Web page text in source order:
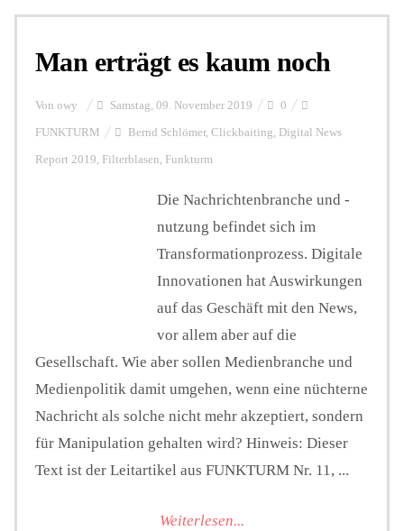
Man erträgt es kaum noch
Von owy Samstag, 09. November 2019 0
FUNKTURM Bernd Schlömer, Clickbaiting, Digital News
Report 2019, Filterblasen, Funkturm
Die Nachrichtenbranche und -
nutzung befindet sich im
Transformationprozess. Digitale
Innovationen hat Auswirkungen
auf das Geschäft mit den News,
vor allem aber auf die
Gesellschaft. Wie aber sollen Medienbranche und
Medienpolitik damit umgehen, wenn eine nüchterne
Nachricht als solche nicht mehr akzeptiert, sondern
für Manipulation gehalten wird? Hinweis: Dieser
Text ist der Leitartikel aus FUNKTURM Nr. 11, ...
Weiterlesen...